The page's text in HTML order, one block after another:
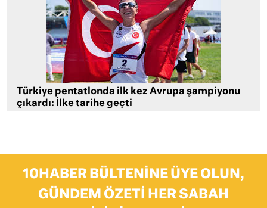
Türkiye pentatlonda ilk kez Avrupa şampiyonu
çıkardı: İlke tarihe geçti
10HABER BÜLTENINE ÜYE OLUN,
GÜNDEM ÖZETI HER SABAH